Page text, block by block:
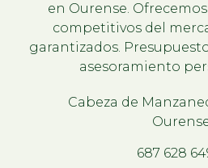
en Ourense.
competitivos del
garantizados.
asesoramiento
Cabeza de
687 628